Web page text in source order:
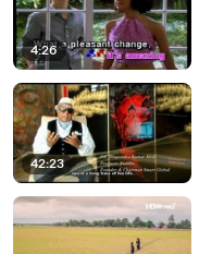
4:26
42:23